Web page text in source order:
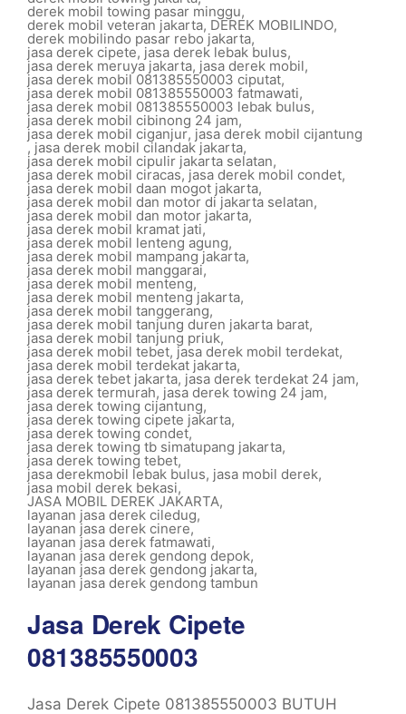
derek mobil towing pasar minggu,
derek mobil veteran jakarta, DEREK MOBILINDO,
derek mobilindo pasar rebo jakarta,
jasa derek cipete, jasa derek lebak bulus,
jasa derek meruya jakarta, jasa derek mobil,
jasa derek mobil 081385550003 ciputat,
jasa derek mobil 081385550003 fatmawati,
jasa derek mobil 081385550003 lebak bulus,
jasa derek mobil cibinong 24 jam,
jasa derek mobil ciganjur, jasa derek mobil cijantung
, jasa derek mobil cilandak jakarta,
jasa derek mobil cipulir jakarta selatan,
jasa derek mobil ciracas, jasa derek mobil condet,
jasa derek mobil daan mogot jakarta,
jasa derek mobil dan motor di jakarta selatan,
jasa derek mobil dan motor jakarta,
jasa derek mobil kramat jati,
jasa derek mobil lenteng agung,
jasa derek mobil mampang jakarta,
jasa derek mobil manggarai,
jasa derek mobil menteng,
jasa derek mobil menteng jakarta,
jasa derek mobil tanggerang,
jasa derek mobil tanjung duren jakarta barat,
jasa derek mobil tanjung priuk,
jasa derek mobil tebet, jasa derek mobil terdekat,
jasa derek mobil terdekat jakarta,
jasa derek tebet jakarta, jasa derek terdekat 24 jam,
jasa derek termurah, jasa derek towing 24 jam,
jasa derek towing cijantung,
jasa derek towing cipete jakarta,
jasa derek towing condet,
jasa derek towing tb simatupang jakarta,
jasa derek towing tebet,
jasa derekmobil lebak bulus, jasa mobil derek,
jasa mobil derek bekasi,
JASA MOBIL DEREK JAKARTA,
layanan jasa derek ciledug,
layanan jasa derek cinere,
layanan jasa derek fatmawati,
layanan jasa derek gendong depok,
layanan jasa derek gendong jakarta,
layanan jasa derek gendong tambun
Jasa Derek Cipete
081385550003
Jasa Derek Cipete 081385550003 BUTUH